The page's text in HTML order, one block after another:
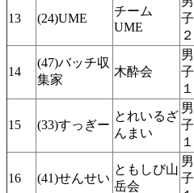
13 (24)UME
チーム
UME
子
２
14
(47)バッチ収
集家
木酔会
男
子
１
15 (33)すっぎー
とれいるざ
んまい
男
子
１
16 (41)せんせい
ともしび山
岳会
男
子